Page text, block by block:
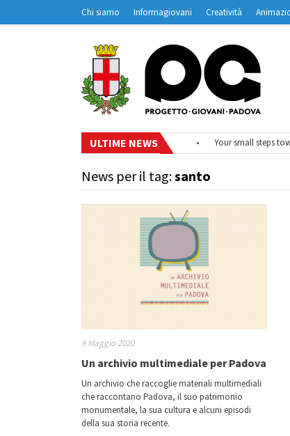
Chi siamo Informagiovani Creatività
Contatti
Padovanet
ULTIME NEWS
#EurodeskOnAir – Ciclo di webinar Your small steps
News per il tag:santo
8 Maggio 2020
Un archivio multimediale per Padova
Un archivio che raccoglie materiali multimediali
che raccontano Padova, il suo patrimonio
monumentale, la sua cultura e alcuni episodi
della sua storia recente.